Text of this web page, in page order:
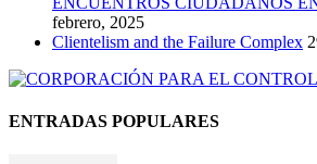
febrero, 2025
Clientelism and the Failure Complex
ENTRADAS POPULARES